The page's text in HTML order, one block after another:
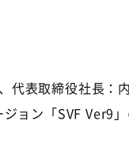
表取締役社長：
ン「SVF Ver9